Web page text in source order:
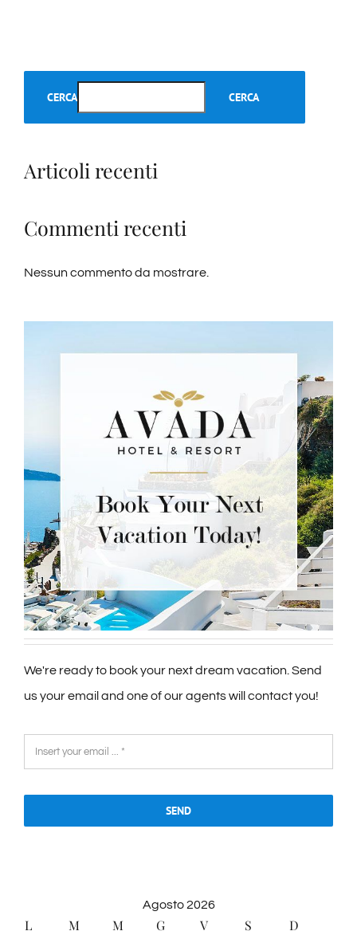
CERCA CERCA
Articoli recenti
Commenti recenti
Nessun commento da mostrare.
We're ready to book your next dream vacation. Send
us your email and one of our agents will contact you!
SEND
Agosto 2026
L M M G V S D